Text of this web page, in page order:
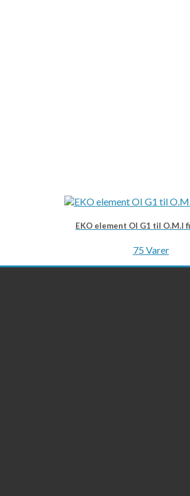
EKO element OI G1 til O.M.I
75 Varer